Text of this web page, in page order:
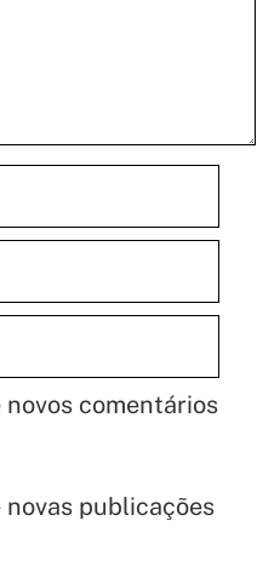
comentários
publicações